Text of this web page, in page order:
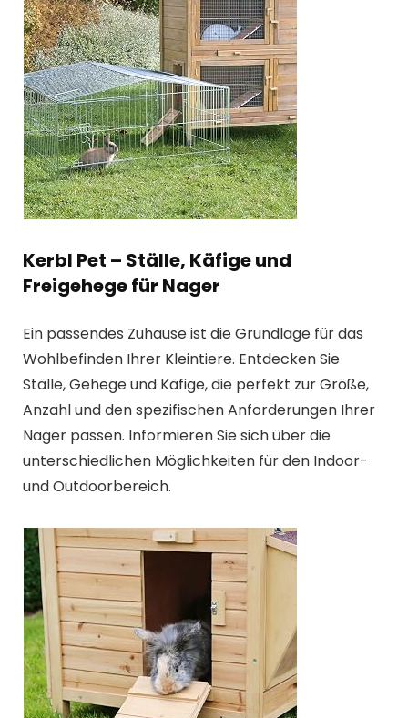
Kerbl Pet – Ställe, Käfige und
Freigehege für Nager
Ein passendes Zuhause ist die Grundlage für das
Wohlbefinden Ihrer Kleintiere. Entdecken Sie
Ställe, Gehege und Käfige, die perfekt zur Größe,
Anzahl und den spezifischen Anforderungen Ihrer
Nager passen. Informieren Sie sich über die
unterschiedlichen Möglichkeiten für den Indoor-
und Outdoorbereich.